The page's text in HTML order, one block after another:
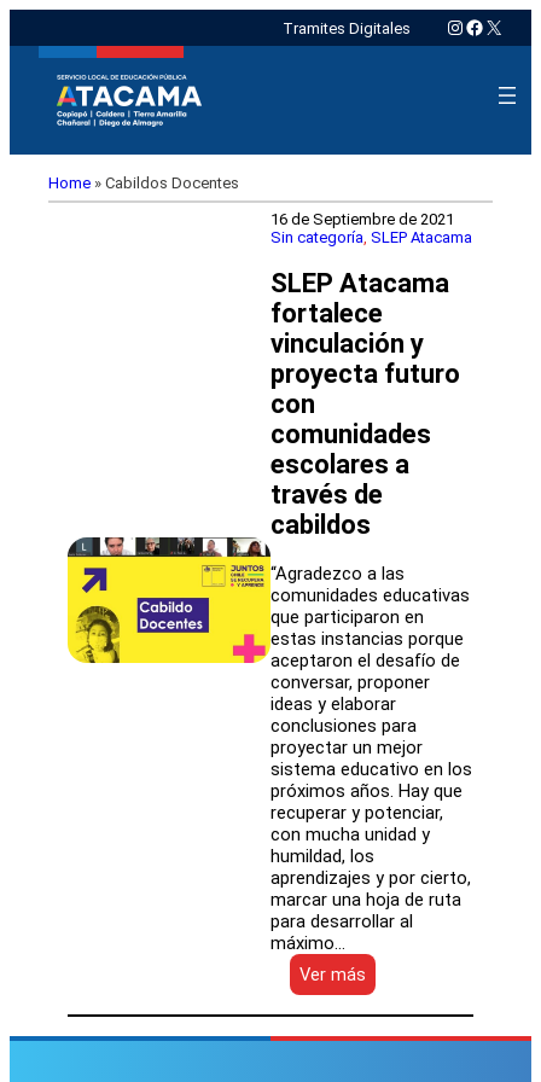
Tramites Digitales Instagram
X
Home » Cabildos Docentes
16 de Septiembre de 2021
Sin categoría, SLEP Atacama
SLEP Atacama
fortalece
vinculación y
proyecta futuro
con
comunidades
escolares a
través de
cabildos
“Agradezco a las
comunidades educativas
que participaron en
estas instancias porque
aceptaron el desafío de
conversar, proponer
ideas y elaborar
conclusiones para
proyectar un mejor
sistema educativo en los
próximos años. Hay que
recuperar y potenciar,
con mucha unidad y
humildad, los
aprendizajes y por cierto,
marcar una hoja de ruta
para desarrollar al
máximo…
Ver más
SLEP
Atacama
fortalece